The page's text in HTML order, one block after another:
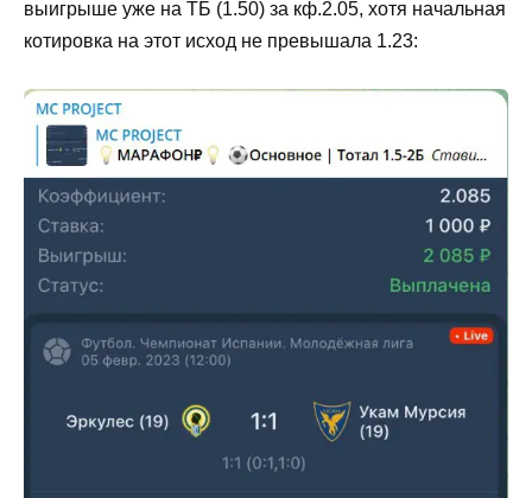
выигрыше уже на ТБ (1.50) за кф.2.05, хотя начальная
котировка на этот исход не превышала 1.23: